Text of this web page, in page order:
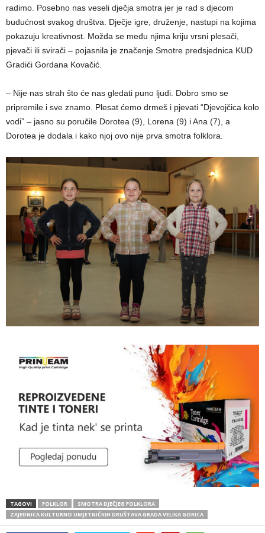
radimo. Posebno nas veseli dječja smotra jer je rad s djecom
budućnost svakog društva. Dječje igre, druženje, nastupi na kojima
pokazuju kreativnost. Možda se među njima kriju vrsni plesači,
pjevači ili svirači – pojasnila je značenje Smotre predsjednica KUD
Gradići Gordana Kovačić.
– Nije nas strah što će nas gledati puno ljudi. Dobro smo se
pripremile i sve znamo. Plesat ćemo drmeš i pjevati “Djevojčica kolo
vodi” – jasno su poručile Dorotea (9), Lorena (9) i Ana (7), a
Dorotea je dodala i kako njoj ovo nije prva smotra folklora.
TAGOVI FOLKLOR
SMOTRA DJEČJEG FOLKLORA
ZAJEDNICA KULTURNO UMJETNIČKIH DRUŠTAVA GRADA VELIKA GORICA